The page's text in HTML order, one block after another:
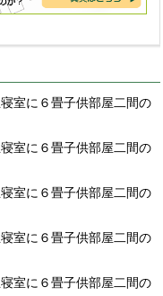
室に６畳子供部屋二間の
室に６畳子供部屋二間の
室に６畳子供部屋二間の
室に６畳子供部屋二間の
室に６畳子供部屋二間の